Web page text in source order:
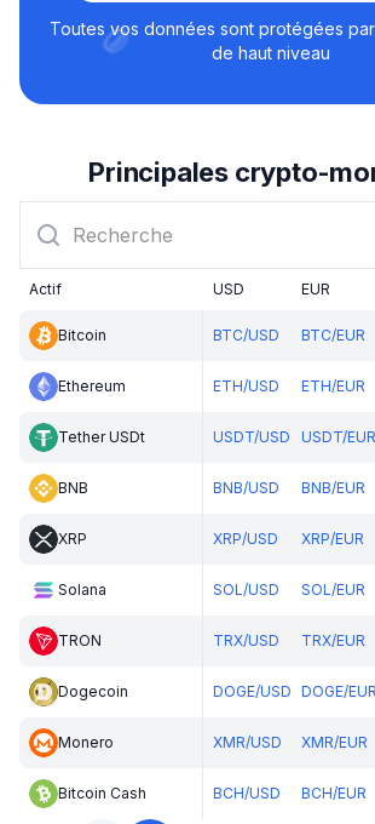
Toutes vos données sont protégées
de haut niveau
Principales crypto-
Actif USD EUR
Bitcoin BTC/USD BTC/EUR
Ethereum ETH/USD ETH/EUR
Tether USDt USDT/USD USDT/EUR
BNB BNB/USD BNB/EUR
XRP XRP/USD XRP/EUR
Solana SOL/USD SOL/EUR
TRON TRX/USD TRX/EUR
Dogecoin DOGE/USD DOGE/EUR
Monero XMR/USD XMR/EUR
Bitcoin Cash BCH/USD BCH/EUR